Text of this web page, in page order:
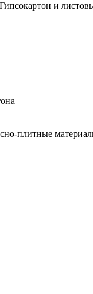
Гипсокартон и
плитные